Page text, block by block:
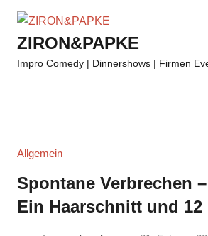
Zum
springen
ZIRON&PAPKE
Impro Comedy | Dinnershows | Firmen
Allgemein
Spontane Verbrechen
Ein Haarschnitt und 12